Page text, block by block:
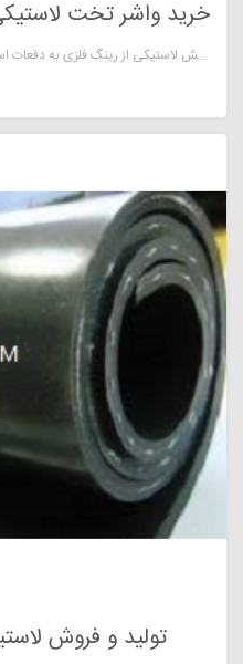
واشر تخت لاستیکی washer حلقه یا لایه‌ای معمولاً از جنس لاستیک و فلز است که به عایق کردن نقاط پیوند لوله‌ها و سطوح کمک می‌کند. واشر از خانواده درزبندها و درزگیرها به شمار می‌آید.واشرها یا گسکتهای لاستیکی در لوله کشی ها مخازن و پروژه های مربوط به آب کاربرد دارند. نوع مسطح این گسکتها از ورق لاستیکی بریده می شود.مدل تقویت شده با رینگ فلزی برای فشارهای بالا مناسب می‌باشد. در نوع تقویت شده می توان با جایگزین نمودن بخش لاستیکی از رینگ فلزی به دفعات استفاده نمود.
تولید و فروش